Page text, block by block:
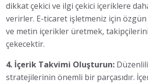
dikkat çekici ve ilgi çekici içeriklere
verirler. E-ticaret işletmeniz için özgün
ve metin içerikler üretmek,
çekecektir.
4. İçerik Takvimi Oluşturun:
stratejilerinin önemli bir parçasıdır.